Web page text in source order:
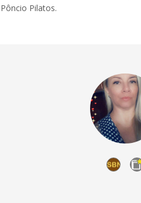
Pôncio Pilatos.